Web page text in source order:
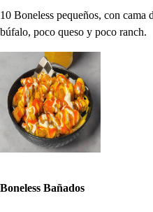
10 Boneless pequeños, con cama
búfalo, poco queso y poco ranch.
Boneless Bañados